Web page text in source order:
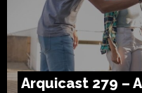
Arquicast 279 –